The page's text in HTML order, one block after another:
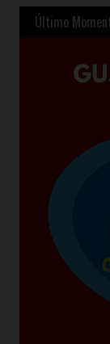
Último
en Chalco »